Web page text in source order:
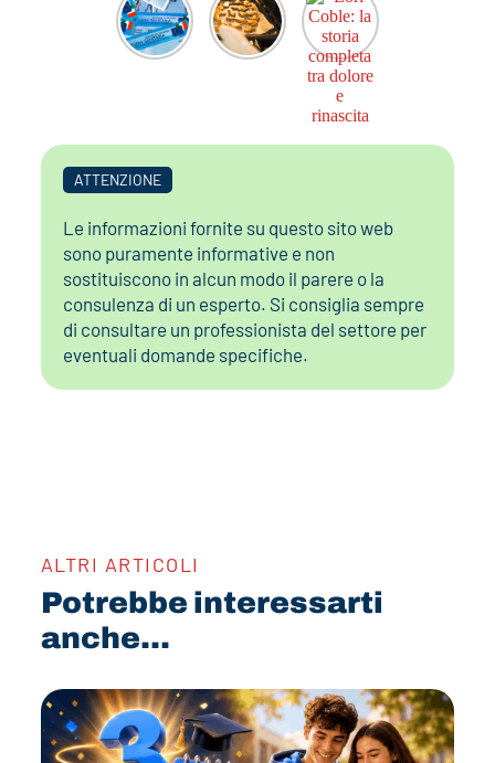
ATTENZIONE
Le informazioni fornite su questo sito web
sono puramente informative e non
sostituiscono in alcun modo il parere o la
consulenza di un esperto. Si consiglia sempre
di consultare un professionista del settore per
eventuali domande specifiche.
ALTRI ARTICOLI
Potrebbe interessarti
anche...